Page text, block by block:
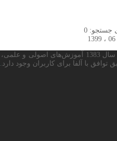
جستجو: 0
با آلفا برای کاربران وجود دارد.